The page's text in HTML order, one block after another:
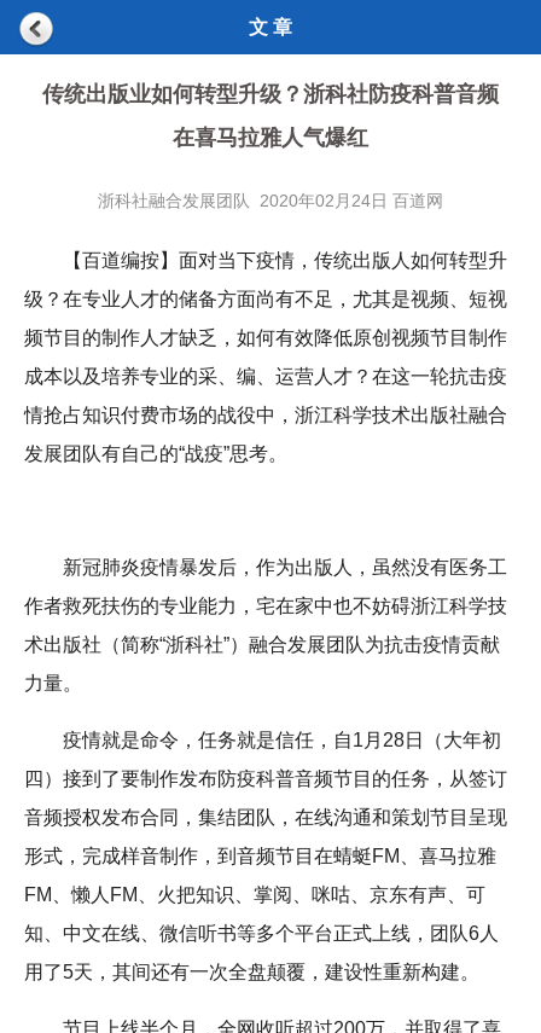
文 章
传统出版业如何转型升级？浙科社防疫科普音频
在喜马拉雅人气爆红
浙科社融合发展团队 2020年02月24日 百道网
【百道编按】面对当下疫情，传统出版人如何转型升
级？在专业人才的储备方面尚有不足，尤其是视频、短视
频节目的制作人才缺乏，如何有效降低原创视频节目制作
成本以及培养专业的采、编、运营人才？在这一轮抗击疫
情抢占知识付费市场的战役中，浙江科学技术出版社融合
发展团队有自己的“战疫”思考。
新冠肺炎疫情暴发后，作为出版人，虽然没有医务工
作者救死扶伤的专业能力，宅在家中也不妨碍浙江科学技
术出版社（简称“浙科社”）融合发展团队为抗击疫情贡献
力量。
疫情就是命令，任务就是信任，自1月28日（大年初
四）接到了要制作发布防疫科普音频节目的任务，从签订
音频授权发布合同，集结团队，在线沟通和策划节目呈现
形式，完成样音制作，到音频节目在蜻蜓FM、喜马拉雅
FM、懒人FM、火把知识、掌阅、咪咕、京东有声、可
知、中文在线、微信听书等多个平台正式上线，团队6人
用了5天，其间还有一次全盘颠覆，建设性重新构建。
节目上线半个月，全网收听超过200万，并取得了喜